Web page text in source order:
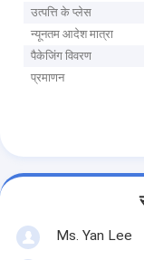
उत्पत्ति के प्लेस
न्यूनतम आदेश मात्रा
पैकेजिंग विवरण
प्रमाणन
Ms. Yan Lee